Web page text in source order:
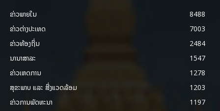
ຂ່າວພາຍ​ໃນ
8488
ຂ່າວຕ່າງປະເທດ
7003
ຂ່າວທ້ອງຖິ່ນ
2484
ນານາສາລະ
1547
ຂ່າວເຫດການ
1278
ສຸຂະພາບ ແລະ ສີ່ງແວດລ້ອມ
1203
ຂ່າວການພັດທະນາ
1197